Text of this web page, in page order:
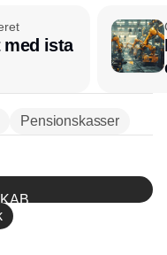
ista
Pensionskasser